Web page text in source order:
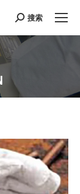
Search:
搜索